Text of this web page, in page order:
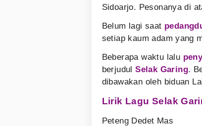
Sidoarjo. Pesonanya di
Belum lagi saat
setiap kaum adam yang
Beberapa waktu lalu
berjudulSelak Garing.
dibawakan oleh biduan
Lirik Lagu Selak
Peteng Dedet Mas